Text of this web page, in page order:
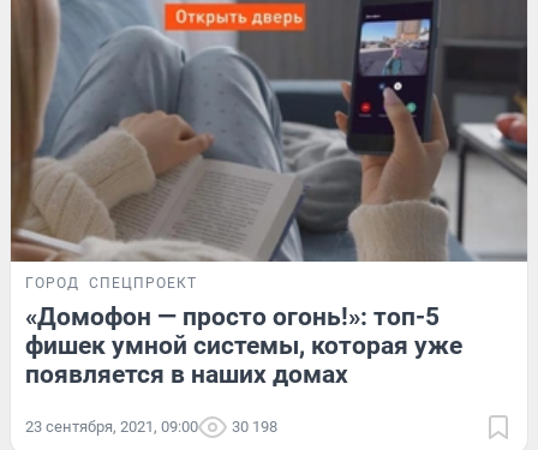
ГОРОД СПЕЦПРОЕКТ
«Домофон — просто огонь!»: топ-5
фишек умной системы, которая уже
появляется в наших домах
23 сентября, 2021, 09:00 30 198